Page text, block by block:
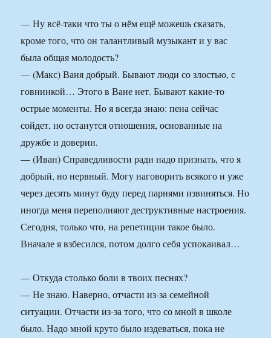
— Ну всё-таки что ты о нём ещё можешь сказать,
кроме того, что он талантливый музыкант и у вас
была общая молодость?
— (Макс) Ваня добрый. Бывают люди со злостью, с
говнинкой… Этого в Ване нет. Бывают какие-то
острые моменты. Но я всегда знаю: пена сейчас
сойдет, но останутся отношения, основанные на
дружбе и доверии.
— (Иван) Справедливости ради надо признать, что я
добрый, но нервный. Могу наговорить всякого и уже
через десять минут буду перед парнями извиняться. Но
иногда меня переполняют деструктивные настроения.
Сегодня, только что, на репетиции такое было.
Вначале я взбесился, потом долго себя успокаивал…
— Откуда столько боли в твоих песнях?
— Не знаю. Наверно, отчасти из-за семейной
ситуации. Отчасти из-за того, что со мной в школе
было. Надо мной круто было издеваться, пока не